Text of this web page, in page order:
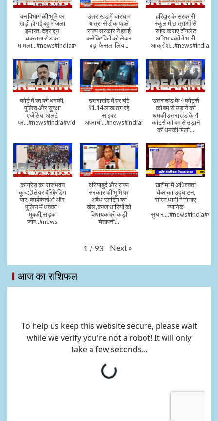
वन विभाग की भूमि पर
खड़ी हो गई बहु मंजिला
इमारत, देहरादून
चकराता रोड का
मामला...#news#india#video
उत्तराखंड में चारधाम
यात्रा से ठीक पहले
राज्य सरकार ने हवाई
कनेक्टिविटी को लेकर
बड़ा फैसला लिया..
हरिद्वार के सरकारी
स्कूल में छात्राओं से
साफ कराए टॉयलेट
अभिभावकों में भारी
आक्रोश...#news#india
कोर्ट में बम की धमकी,
पुलिस और सुरक्षा
एजेंसियां अलर्ट
पर...#news#india#video#viral
उत्तराखंड में हर घंटे
₹1.14 लाख ठग रहे
साइबर
अपराधी...#news#india#video#viral
उत्तराखंड के 4 कोर्ट्स
को बम से उड़ाने की
धमकीउत्तराखंड के 4
कोर्ट्स को बम से उड़ाने
की धमकी मिली...
कांग्रेस का राजभवन
कूच:3 लेयर बैरिकेडिंग
पार, कार्यकर्ताओं और
पुलिस में धक्का-
मुक्की,सड़क
जाम..#news
दरियाबुर्द और राज्य
सरकार की भूमि पर
अवैध प्लाटिंग का
खेल,कब्जाधारियों को
विधायक की कड़ी
चेतावनी...
खटीमा में अधिवक्ता
चैंबर का उद्घाटन,
सीएम धामी ने गिनाए
न्यायिक
1 / 93 Next »
आज का राशिफल